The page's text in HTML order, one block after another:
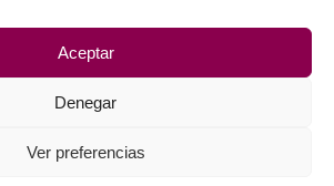
Aceptar
Denegar
Ver preferencias
Inyectada de Aluminio para la Industria
Aviso legal
Política de cookies